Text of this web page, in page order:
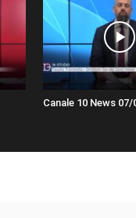
Canale 10 News